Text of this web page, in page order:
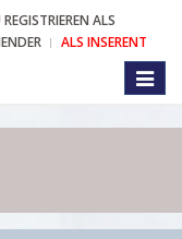
REGISTRIEREN ALS
ALS INSERENT